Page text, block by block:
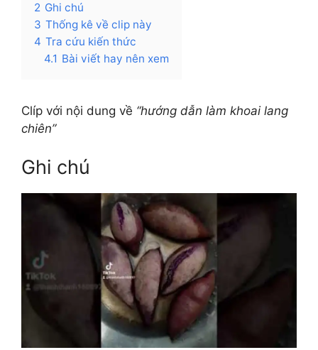
2 Ghi chú
3 Thống kê về clip này
4 Tra cứu kiến thức
4.1 Bài viết hay nên xem
Clíp với nội dung về “hướng dẫn làm khoai lang
chiên”
Ghi chú